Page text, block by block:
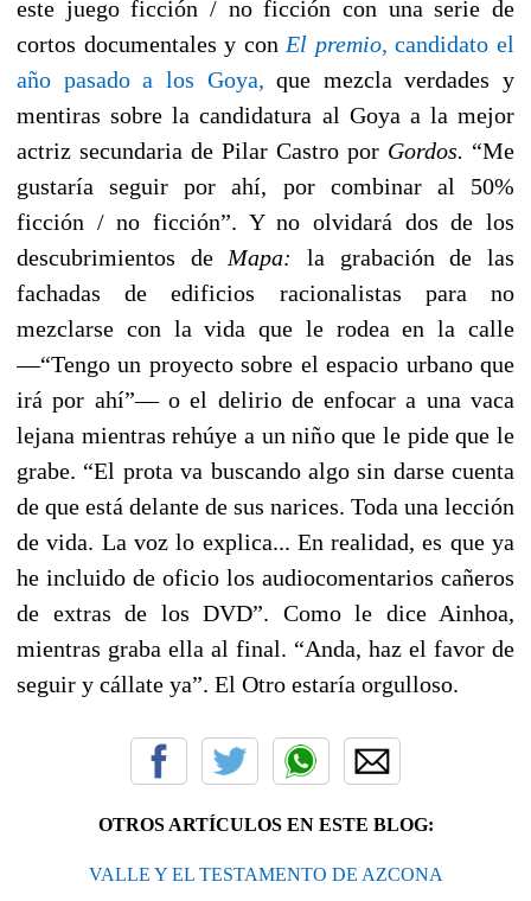
este juego ficción / no ficción con una serie de
cortos documentales y con El premio, candidato el
año pasado a los Goya, que mezcla verdades y
mentiras sobre la candidatura al Goya a la mejor
actriz secundaria de Pilar Castro por Gordos. “Me
gustaría seguir por ahí, por combinar al 50%
ficción / no ficción”. Y no olvidará dos de los
descubrimientos de Mapa:
la grabación de las
fachadas de edificios racionalistas para no
mezclarse con la vida que le rodea en la calle
—“Tengo un proyecto sobre el espacio urbano que
irá por ahí”— o el delirio de enfocar a una vaca
lejana mientras rehúye a un niño que le pide que le
grabe. “El prota va buscando algo sin darse cuenta
de que está delante de sus narices. Toda una lección
de vida. La voz lo explica... En realidad, es que ya
he incluido de oficio los audiocomentarios cañeros
de extras de los DVD”. Como le dice Ainhoa,
mientras graba ella al final. “Anda, haz el favor de
seguir y cállate ya”. El Otro estaría orgulloso.
OTROS ARTÍCULOS EN ESTE BLOG:
VALLE Y EL TESTAMENTO DE AZCONA